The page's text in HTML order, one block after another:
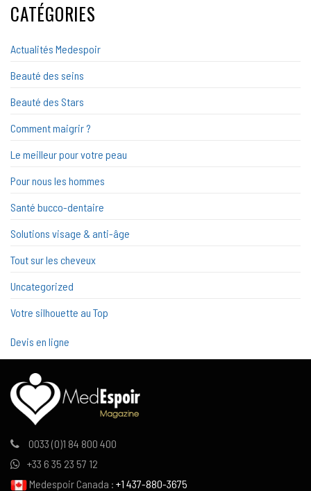
CATÉGORIES
Actualités Medespoir
Beauté des seins
Beauté des Stars
Comment maigrir ?
Le meilleur pour votre peau
Pour nous les hommes
Santé bucco-dentaire
Solutions visage & anti-âge
Tout sur les cheveux
Uncategorized
Votre silhouette au Top
Devis en ligne
0033 (0)1 84 800 400
+33 6 35 23 57 12
Medespoir Canada : +1 437-880-3675